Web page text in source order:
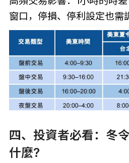
窗口，停損、停利設定也需
四、投資者必看：冬
什麼?